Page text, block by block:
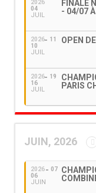
2026
04
JUIL
FINALE
- 04/07
2026
10
JUIL
11 OPEN
2026
16
JUIL
19
PARIS
JUIN, 2026
2026
06
JUIN
07